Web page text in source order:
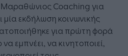
Μαραθώνιος Coaching για
μία εκδήλωση κοινωνικής
για πρώτη φορά
εμπνέει, να κινητοποιεί,